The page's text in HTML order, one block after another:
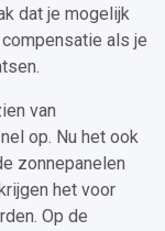
dat je mogelijk
als je
van
op. Nu het ook
zonnepanelen
het voor
Op de